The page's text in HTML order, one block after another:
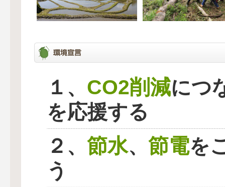
１、 CO2削減につ
を応援する
２、 節水、 節電を
う